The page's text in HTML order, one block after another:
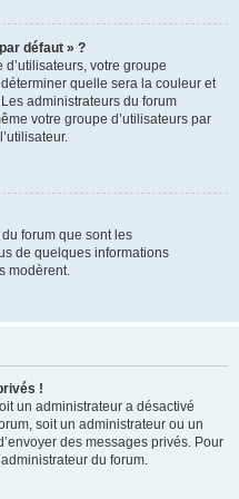
défaut » ?
votre groupe
quelle sera la couleur et
administrateurs du forum
votre groupe d’utilisateurs par
forum que sont les
de quelques informations
modèrent.
!
un administrateur a désactivé
soit un administrateur ou un
des messages privés. Pour
du forum.